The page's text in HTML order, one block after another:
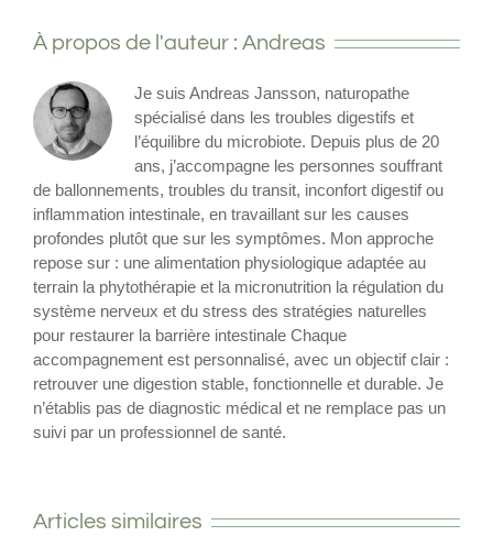
À propos de l'auteur : Andreas
Je suis Andreas Jansson, naturopathe
spécialisé dans les troubles digestifs et
l’équilibre du microbiote. Depuis plus de 20
ans, j’accompagne les personnes souffrant
de ballonnements, troubles du transit, inconfort digestif ou
inflammation intestinale, en travaillant sur les causes
profondes plutôt que sur les symptômes. Mon approche
repose sur : une alimentation physiologique adaptée au
terrain la phytothérapie et la micronutrition la régulation du
système nerveux et du stress des stratégies naturelles
pour restaurer la barrière intestinale Chaque
accompagnement est personnalisé, avec un objectif clair :
retrouver une digestion stable, fonctionnelle et durable. Je
n’établis pas de diagnostic médical et ne remplace pas un
suivi par un professionnel de santé.
Articles similaires